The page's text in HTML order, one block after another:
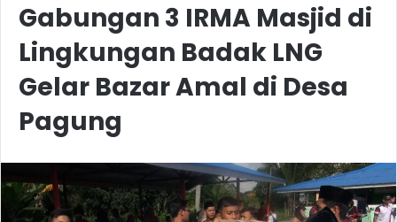
Gabungan 3 IRMA Masjid di
Lingkungan Badak LNG
Gelar Bazar Amal di Desa
Pagung